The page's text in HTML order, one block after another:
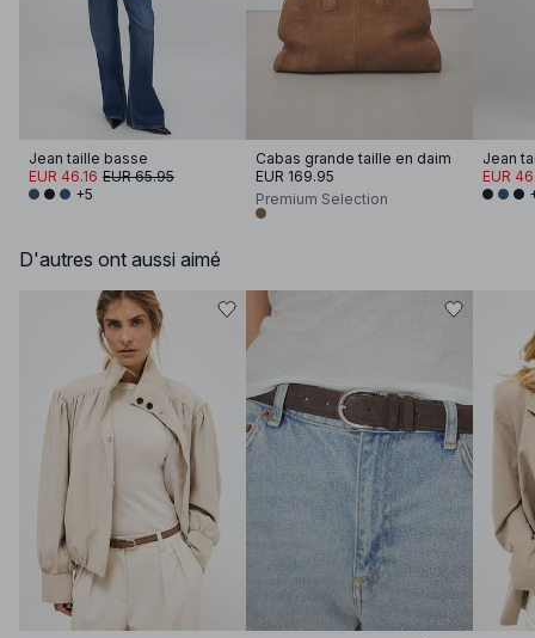
Jean taille basse
EUR 46.16 EUR 65.95
+5
Cabas grande taille en daim
EUR 169.95
Premium Selection
Jean
EUR
D'autres ont aussi aimé